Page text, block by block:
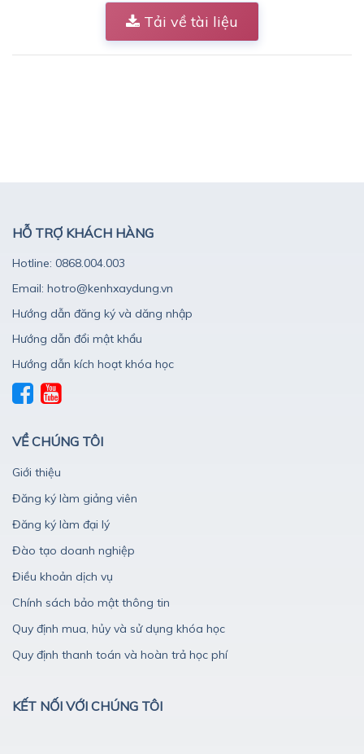
Tải về tài liệu
HỖ TRỢ KHÁCH HÀNG
Hotline: 0868.004.003
Email: hotro@kenhxaydung.vn
Hướng dẫn đăng ký và dăng nhập
Hướng dẫn đổi mật khẩu
Hướng dẫn kích hoạt khóa học
VỀ CHÚNG TÔI
Giới thiệu
Đăng ký làm giảng viên
Đăng ký làm đại lý
Đào tạo doanh nghiệp
Điều khoản dịch vụ
Chính sách bảo mật thông tin
Quy định mua, hủy và sử dụng khóa học
Quy định thanh toán và hoàn trả học phí
KẾT NỐI VỚI CHÚNG TÔI